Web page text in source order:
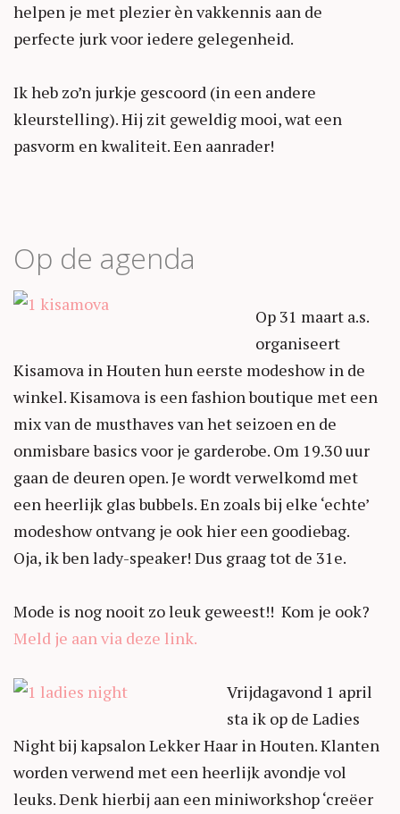
helpen je met plezier èn vakkennis aan de
perfecte jurk voor iedere gelegenheid.
Ik heb zo’n jurkje gescoord (in een andere
kleurstelling). Hij zit geweldig mooi, wat een
pasvorm en kwaliteit. Een aanrader!
Op de agenda
Op 31 maart a.s.
organiseert
Kisamova in Houten hun eerste modeshow in de
winkel. Kisamova is een fashion boutique met een
mix van de musthaves van het seizoen en de
onmisbare basics voor je garderobe. Om 19.30 uur
gaan de deuren open. Je wordt verwelkomd met
een heerlijk glas bubbels. En zoals bij elke ‘echte’
modeshow ontvang je ook hier een goodiebag.
Oja, ik ben lady-speaker! Dus graag tot de 31e.
Mode is nog nooit zo leuk geweest!! Kom je ook?
Meld je aan via deze link.
Vrijdagavond 1 april
sta ik op de Ladies
Night bij kapsalon Lekker Haar in Houten. Klanten
worden verwend met een heerlijk avondje vol
leuks. Denk hierbij aan een miniworkshop ‘creëer